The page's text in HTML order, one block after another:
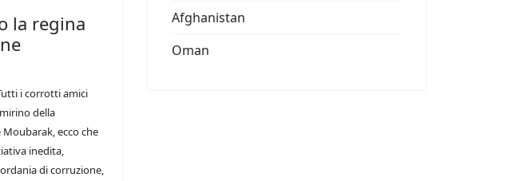
la regina
i corrotti amici
della
ecco che
inedita,
di corruzione,
Afghanistan
Oman